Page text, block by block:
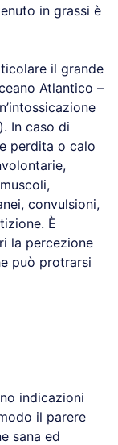
in grassi è
il grande
Atlantico –
In caso di
perdita o calo
convulsioni,
È
la percezione
può protrarsi
indicazioni
il parere
sana ed